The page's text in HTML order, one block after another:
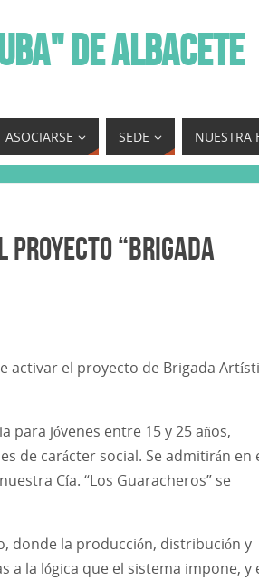
DE ALBACETE
ASOCIARSE SEDE NUESTRA
proyecto “Brigada
activar el proyecto de Brigada
para jóvenes entre 15 y 25 años,
de carácter social. Se admitirán en
Cía. “Los Guaracheros” se
donde la producción, distribución y
a la lógica que el sistema impone, y